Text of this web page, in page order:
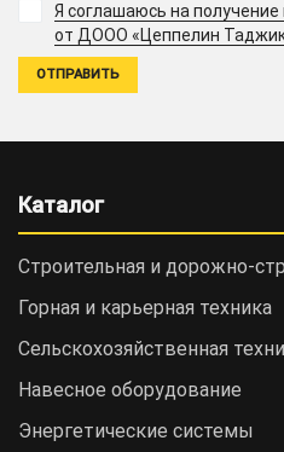
Я соглашаюсь на
от ДООО «Цеппелин
Каталог
Строительная и дорожно-
Горная и карьерная техника
Сельскохозяйственная
Навесное оборудование
Энергетические системы